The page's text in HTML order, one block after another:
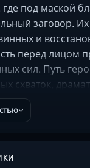
где под маской
заговор.
и
перед лицом
сил. Путь
схваток,
на
потрясающая
где правят хаос